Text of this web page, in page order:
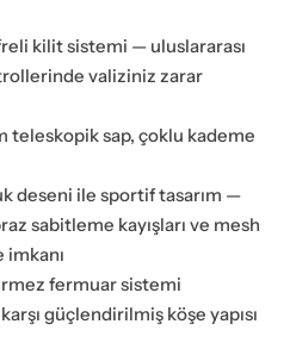
kilit sistemi — uluslararası
valiziniz zarar
teleskopik sap, çoklu kademe
deseni ile sportif tasarım —
sabitleme kayışları ve mesh
fermuar sistemi
güçlendirilmiş köşe yapısı